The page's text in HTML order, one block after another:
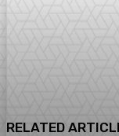
RELATED